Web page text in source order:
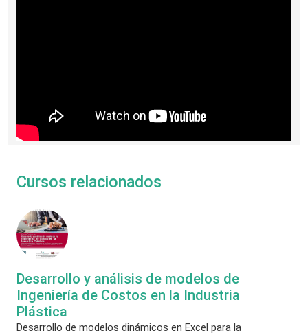
Cursos relacionados
Desarrollo y análisis de modelos de
Ingeniería de Costos en la Industria
Plástica
Desarrollo de modelos dinámicos en Excel para la